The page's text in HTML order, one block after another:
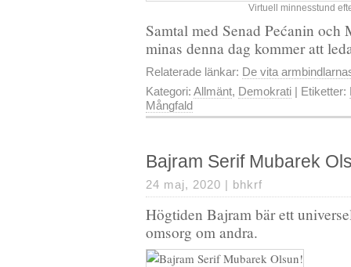
Virtuell minnesstund
Samtal med Senad Pećanin
minas denna dag kommer att
Relaterade länkar: De vita
Kategori: Allmänt, Demokrati | Etiketter:
Mångfald
Bajram Serif Mubarek
24 maj, 2020 | bhkrf
Högtiden Bajram bär ett
omsorg om andra.